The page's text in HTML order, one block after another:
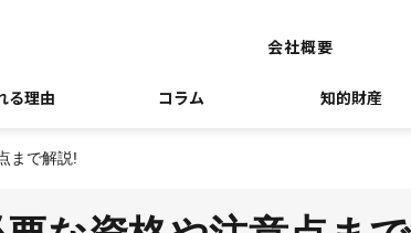
会社概要
る理由 コラム 知的財産
まで解説!